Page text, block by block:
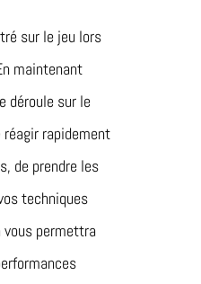
sur le jeu lors
maintenant
déroule sur le
rapidement
de prendre les
techniques
permettra